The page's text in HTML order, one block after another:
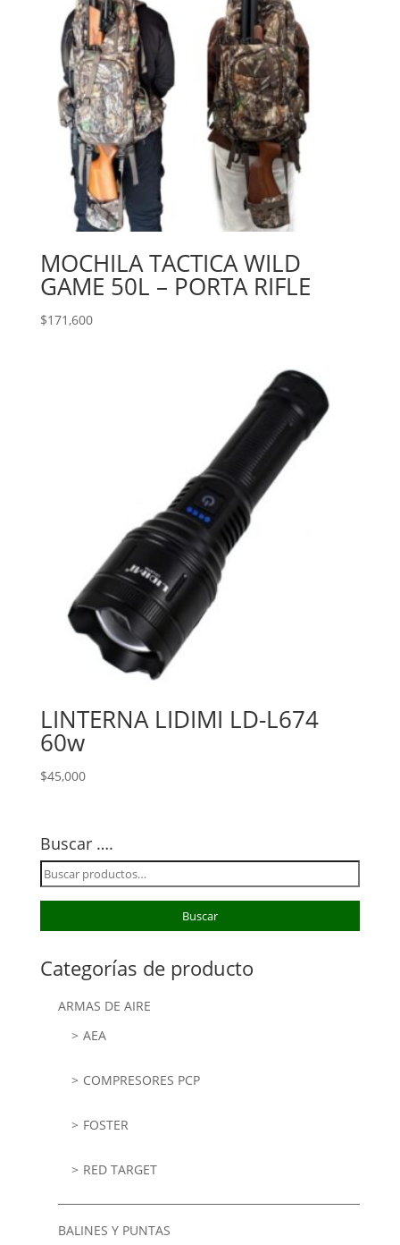
MOCHILA TACTICA WILD
GAME 50L – PORTA RIFLE
$171,600
LINTERNA LIDIMI LD-L674
60w
$45,000
Buscar ….
Buscar
por:
Buscar
Categorías de producto
ARMAS DE AIRE
AEA
COMPRESORES PCP
FOSTER
RED TARGET
BALINES Y PUNTAS